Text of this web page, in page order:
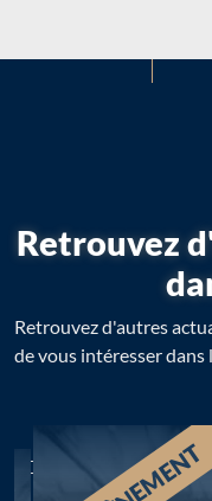
Retrouvez
Retrouvez d'autres
de vous intéresser dans